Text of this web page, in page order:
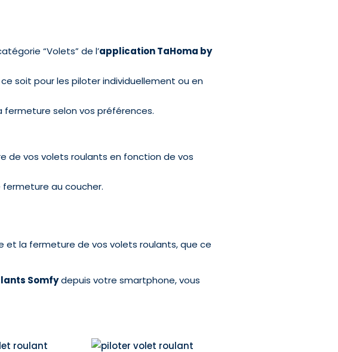
“Volets” de l’application TaHoma by
soit pour les piloter individuellement ou en
selon vos préférences.
de vos volets roulants en fonction de vos
au coucher.
et la fermeture de vos volets roulants, que ce
Somfydepuis votre smartphone, vous